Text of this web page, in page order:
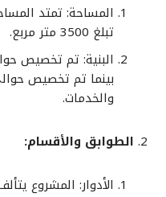
المساحة: تمتد
تبلغ 3500 متر مربع.
والخدمات.
الطوابق والأقسام:
الأدوار: المشروع يتألف